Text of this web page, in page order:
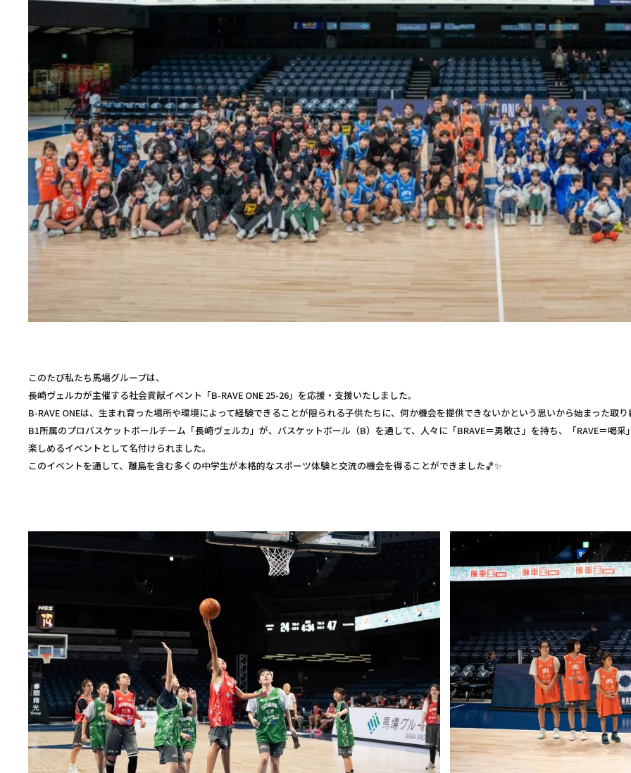
このたび私たち馬場グループは、
長崎ヴェルカが主催する社会貢献イベント「B-RAVE ONE 25-26」を応援・支援いたしました。
B-RAVE ONEは、生まれ育った場所や環境によって経験できることが限られる子供たちに、何か機会を提供できないかという思いから始まった取
B1所属のプロバスケットボールチーム「長崎ヴェルカ」が、バスケットボール（B）を通して、人々に「BRAVE＝勇敢さ」を持ち、「RAVE＝喝
楽しめるイベントとして名付けられました。
このイベントを通して、離島を含む多くの中学生が本格的なスポーツ体験と交流の機会を得ることができました🏀✨